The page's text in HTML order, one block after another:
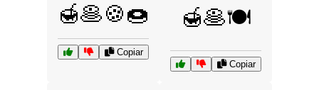
🍯🥞🍪🍩
Copiar
🍯🥞🍽️
Copiar